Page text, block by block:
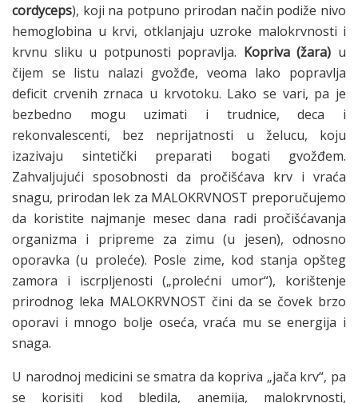
cordyceps), koji na potpuno prirodan način podiže nivo
hemoglobina u krvi, otklanjaju uzroke malokrvnosti i
krvnu sliku u potpunosti popravlja. Kopriva (žara) u
čijem se listu nalazi gvožđe, veoma lako popravlja
deficit crvenih zrnaca u krvotoku. Lako se vari, pa je
bezbedno mogu uzimati i trudnice, deca i
rekonvalescenti, bez neprijatnosti u želucu, koju
izazivaju sintetički preparati bogati gvožđem.
Zahvaljujući sposobnosti da pročišćava krv i vraća
snagu, prirodan lek za MALOKRVNOST preporučujemo
da koristite najmanje mesec dana radi pročišćavanja
organizma i pripreme za zimu (u jesen), odnosno
oporavka (u proleće). Posle zime, kod stanja opšteg
zamora i iscrpljenosti („prolećni umor“), korištenje
prirodnog leka MALOKRVNOST čini da se čovek brzo
oporavi i mnogo bolje oseća, vraća mu se energija i
snaga.
U narodnoj medicini se smatra da kopriva „jača krv“, pa
se korisiti kod bledila, anemija, malokrvnosti,